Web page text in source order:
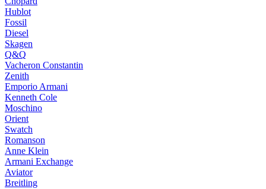
Hublot
Fossil
Diesel
Skagen
Q&Q
Vacheron Constantin
Zenith
Emporio Armani
Kenneth Cole
Moschino
Orient
Swatch
Romanson
Anne Klein
Armani Exchange
Aviator
Breitling